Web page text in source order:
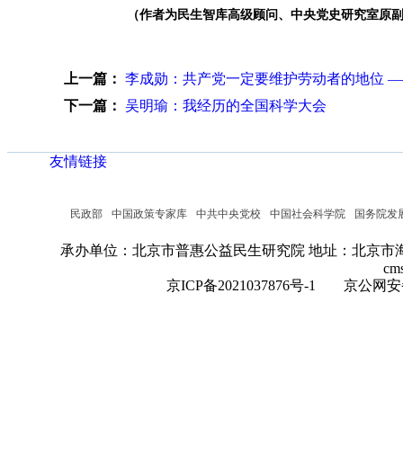
（作者为民生智库高级顾问、中央党史研究室原
上一篇： 李成勋：共产党一定要维护劳动者的地位
下一篇： 吴明瑜：我经历的全国科学大会
友情链接
民政部 中国政策专家库 中共中央党校 中国社会科学院 国务院发
承办单位：北京市普惠公益民生研究院 地址：北京市
京ICP备2021037876号-1
京公网安